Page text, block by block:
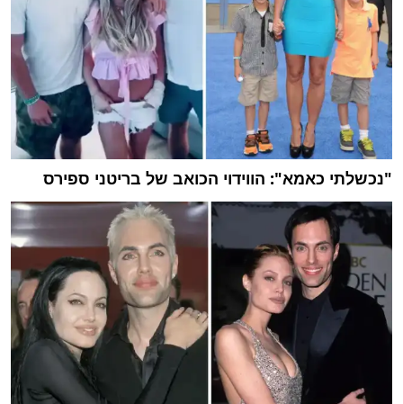
"נכשלתי כאמא": הווידוי הכואב של בריטני ספירס